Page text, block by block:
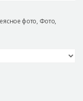
фото, Фото,